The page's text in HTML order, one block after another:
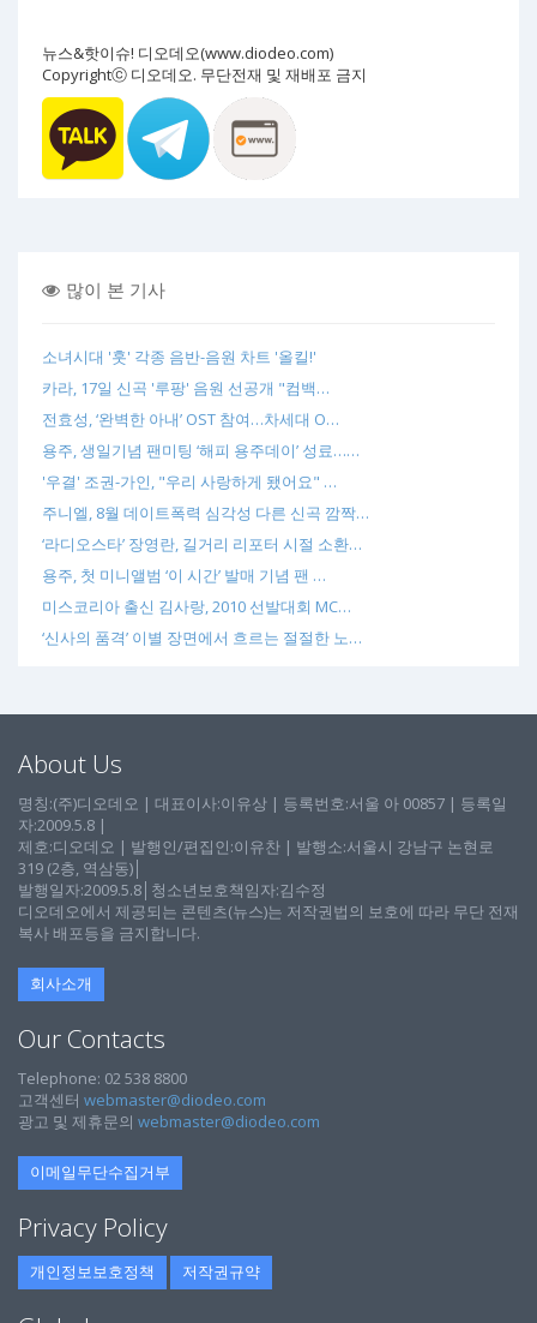
뉴스&핫이슈! 디오데오(www.diodeo.com)
Copyrightⓒ 디오데오. 무단전재 및 재배포 금지
많이 본 기사
소녀시대 '훗' 각종 음반-음원 차트 '올킬!'
카라, 17일 신곡 '루팡' 음원 선공개 "컴백…
전효성, ‘완벽한 아내’ OST 참여…차세대 O…
용주, 생일기념 팬미팅 ‘해피 용주데이’ 성료……
'우결' 조권-가인, "우리 사랑하게 됐어요" …
주니엘, 8월 데이트폭력 심각성 다른 신곡 깜짝…
‘라디오스타’ 장영란, 길거리 리포터 시절 소환…
용주, 첫 미니앨범 ‘이 시간’ 발매 기념 팬 …
미스코리아 출신 김사랑, 2010 선발대회 MC…
‘신사의 품격’ 이별 장면에서 흐르는 절절한 노…
About Us
명칭:(주)디오데오 | 대표이사:이유상 | 등록번호:서울 아 00857 | 등록일
자:2009.5.8 |
제호:디오데오 | 발행인/편집인:이유찬 | 발행소:서울시 강남구 논현로
319 (2층, 역삼동)│
발행일자:2009.5.8│청소년보호책임자:김수정
디오데오에서 제공되는 콘텐츠(뉴스)는 저작권법의 보호에 따라 무단 전재
복사 배포등을 금지합니다.
회사소개
Our Contacts
Telephone: 02 538 8800
고객센터 webmaster@diodeo.com
광고 및 제휴문의 webmaster@diodeo.com
이메일무단수집거부
Privacy Policy
개인정보보호정책 저작권규약